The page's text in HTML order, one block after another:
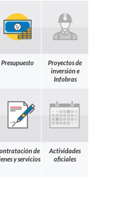
Presupuesto
Proyectos de
inversión e
Infobras
de
y servicios
Actividades
oficiales